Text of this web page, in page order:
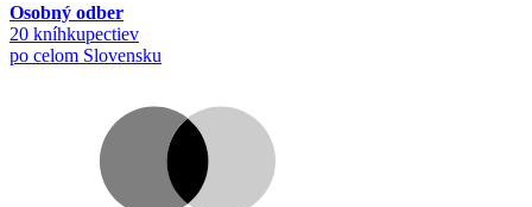
Osobný odber
20 kníhkupectiev
po celom Slovensku